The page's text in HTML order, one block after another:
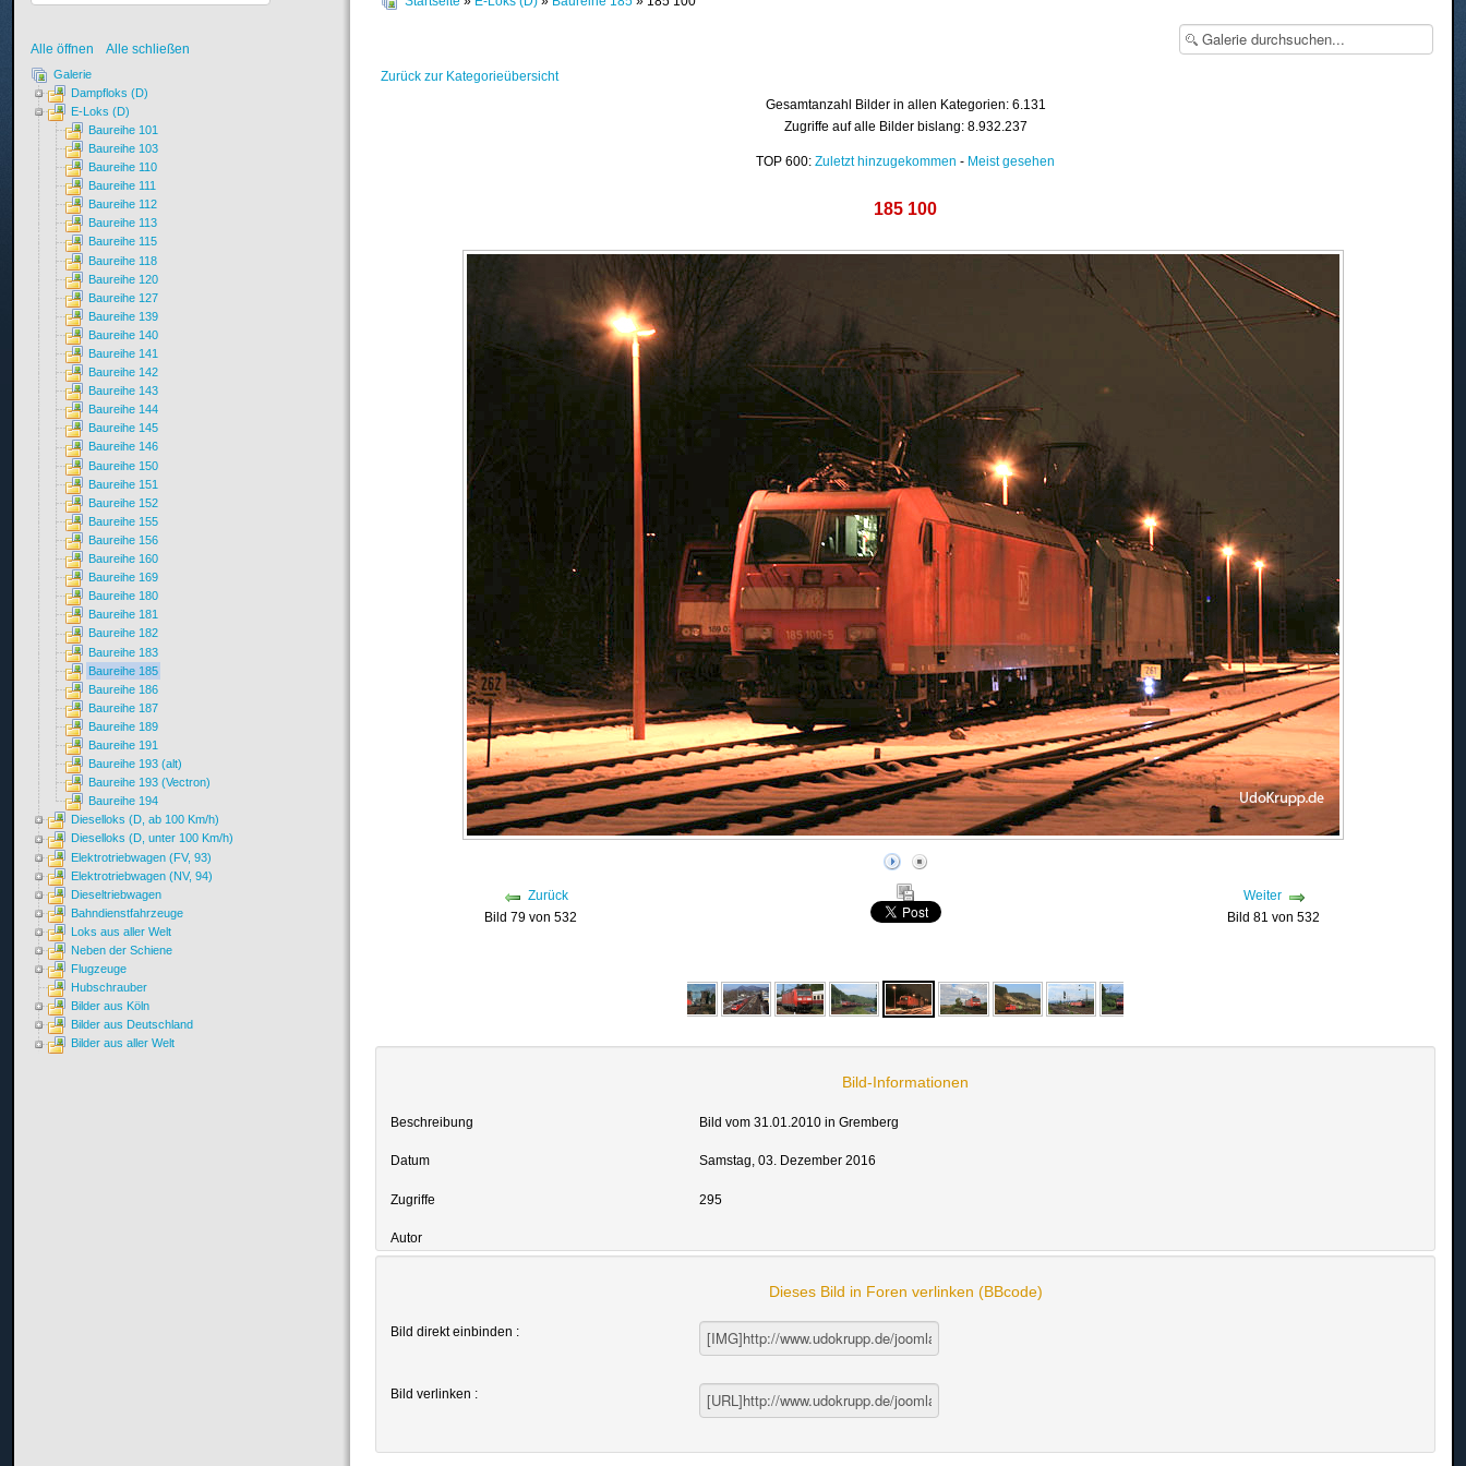
Zurück zur Kategorieübersicht
Gesamtanzahl Bilder in allen Kategorien: 6.131
Zugriffe auf alle Bilder bislang: 8.932.237
TOP 600:Zuletzt hinzugekommen - Meist gesehen
185 100
Zurück
Bild 79 von 532
Weiter
Bild 81 von 532
Bild-Informationen
Beschreibung Bild vom 31.01.2010 in Gremberg
Datum Samstag, 03. Dezember 2016
Zugriffe 295
Autor
Dieses Bild in Foren verlinken (BBcode)
Bild direkt einbinden :
Bild verlinken :
Alle öffnen Alle schließen
Galerie
Dampfloks (D)
E-Loks (D)
Baureihe 101
Baureihe 103
Baureihe 110
Baureihe 111
Baureihe 112
Baureihe 113
Baureihe 115
Baureihe 118
Baureihe 120
Baureihe 127
Baureihe 139
Baureihe 140
Baureihe 141
Baureihe 142
Baureihe 143
Baureihe 144
Baureihe 145
Baureihe 146
Baureihe 150
Baureihe 151
Baureihe 152
Baureihe 155
Baureihe 156
Baureihe 160
Baureihe 169
Baureihe 180
Baureihe 181
Baureihe 182
Baureihe 183
Baureihe 185
Baureihe 186
Baureihe 187
Baureihe 189
Baureihe 191
Baureihe 193 (alt)
Baureihe 193 (Vectron)
Baureihe 194
Dieselloks (D, ab 100 Km/h)
Dieselloks (D, unter 100 Km/h)
Elektrotriebwagen (FV, 93)
Elektrotriebwagen (NV, 94)
Dieseltriebwagen
Bahndienstfahrzeuge
Loks aus aller Welt
Neben der Schiene
Flugzeuge
Hubschrauber
Bilder aus Köln
Bilder aus Deutschland
Bilder aus aller Welt